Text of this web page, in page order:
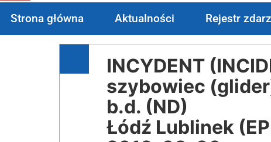
Strona główna Aktualności Rejestr
INCYDENT
szybowiec
b.d. (ND)
Łódź Lublinek